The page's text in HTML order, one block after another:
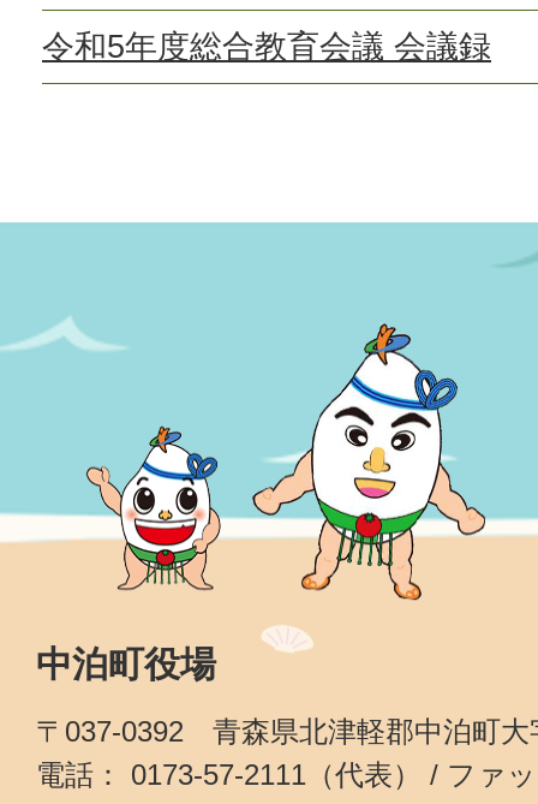
令和5年度総合教育会議 会議録
中泊町役場
〒037-0392 青森県北津軽郡中泊町大
電話： 0173-57-2111（代表） / ファ